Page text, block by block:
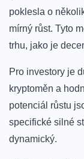
poklesla o‍
mírný ⁤růst. ​Tyto
trhu, jako⁢ je
Pro‍ investory je
kryptoměn a
potenciál růstu
specifické silné
‌dynamický.